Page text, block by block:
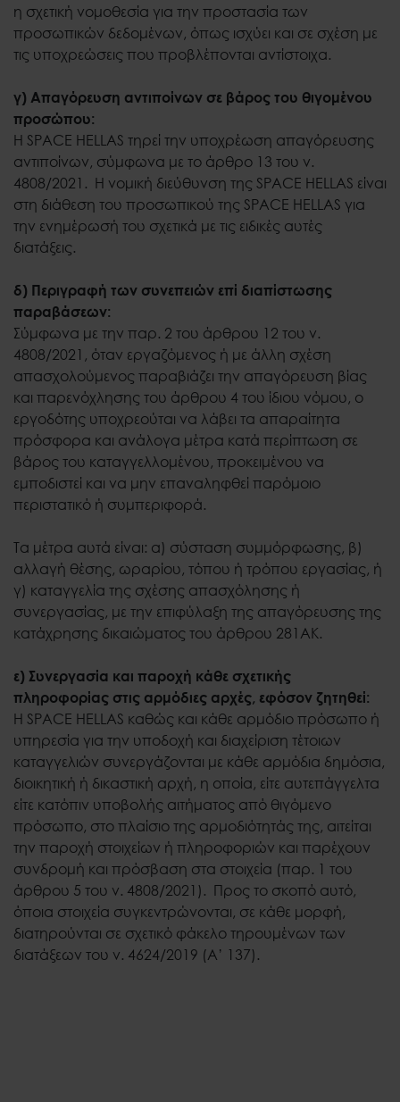
η σχετική νομοθεσία για την προστασία των
προσωπικών δεδομένων, όπως ισχύει και σε σχέση με
τις υποχρεώσεις που προβλέπονται αντίστοιχα.
γ) Απαγόρευση αντιποίνων σε βάρος του θιγομένου
προσώπου:
Η SPACE HELLAS τηρεί την υποχρέωση απαγόρευσης
αντιποίνων, σύμφωνα με το άρθρο 13 του ν.
4808/2021. Η νομική διεύθυνση της SPACE HELLAS είναι
στη διάθεση του προσωπικού της SPACE HELLAS για
την ενημέρωσή του σχετικά με τις ειδικές αυτές
διατάξεις.
δ) Περιγραφή των συνεπειών επί διαπίστωσης
παραβάσεων:
Σύμφωνα με την παρ. 2 του άρθρου 12 του ν.
4808/2021, όταν εργαζόμενος ή με άλλη σχέση
απασχολούμενος παραβιάζει την απαγόρευση βίας
και παρενόχλησης του άρθρου 4 του ίδιου νόμου, ο
εργοδότης υποχρεούται να λάβει τα απαραίτητα
πρόσφορα και ανάλογα μέτρα κατά περίπτωση σε
βάρος του καταγγελλομένου, προκειμένου να
εμποδιστεί και να μην επαναληφθεί παρόμοιο
περιστατικό ή συμπεριφορά.
Τα μέτρα αυτά είναι: α) σύσταση συμμόρφωσης, β)
αλλαγή θέσης, ωραρίου, τόπου ή τρόπου εργασίας, ή
γ) καταγγελία της σχέσης απασχόλησης ή
συνεργασίας, με την επιφύλαξη της απαγόρευσης της
κατάχρησης δικαιώματος του άρθρου 281ΑΚ.
ε) Συνεργασία και παροχή κάθε σχετικής
πληροφορίας στις αρμόδιες αρχές, εφόσον ζητηθεί:
Η SPACE HELLAS καθώς και κάθε αρμόδιο πρόσωπο ή
υπηρεσία για την υποδοχή και διαχείριση τέτοιων
καταγγελιών συνεργάζονται με κάθε αρμόδια δημόσια,
διοικητική ή δικαστική αρχή, η οποία, είτε αυτεπάγγελτα
είτε κατόπιν υποβολής αιτήματος από θιγόμενο
πρόσωπο, στο πλαίσιο της αρμοδιότητάς της, αιτείται
την παροχή στοιχείων ή πληροφοριών και παρέχουν
συνδρομή και πρόσβαση στα στοιχεία (παρ. 1 του
άρθρου 5 του ν. 4808/2021). Προς το σκοπό αυτό,
όποια στοιχεία συγκεντρώνονται, σε κάθε μορφή,
διατηρούνται σε σχετικό φάκελο τηρουμένων των
διατάξεων του ν. 4624/2019 (Α’ 137).